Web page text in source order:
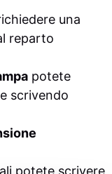
una
reparto
potete
scrivendo
potete scrivere